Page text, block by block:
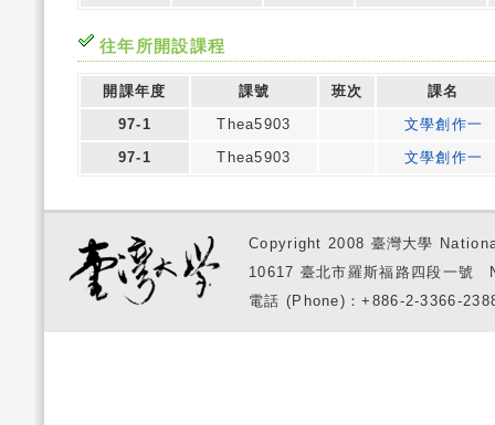
往年所開設課程
開課年度 課號 班次
課名
97-1
Thea5903
文學創作一
97-1
Thea5903 文學創作一
Copyright 2008 臺灣大學
10617 臺北市羅斯福路四段一
電話 (Phone)：+886-2-3366-